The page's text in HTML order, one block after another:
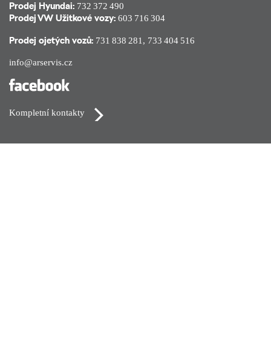
Prodej Hyundai: 732 372 490
Prodej VW Užitkové vozy: 603 716 304
Prodej ojetých vozů: 731 838 281 , 733 404 516
info@arservis.cz
Kompletní kontakty